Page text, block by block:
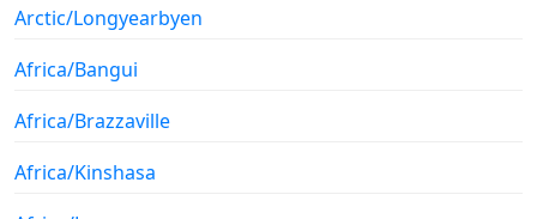
Arctic/Longyearbyen
Africa/Bangui
Africa/Brazzaville
Africa/Kinshasa